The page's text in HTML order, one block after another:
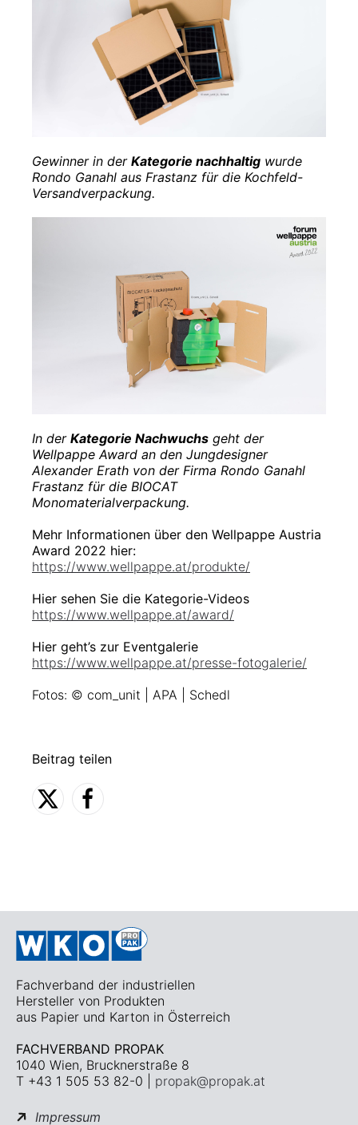
Gewinner in der Kategorie nachhaltig wurde
Rondo Ganahl aus Frastanz für die Kochfeld-
Versandverpackung.
In der Kategorie Nachwuchs geht der
Wellpappe Award an den Jungdesigner
Alexander Erath von der Firma Rondo Ganahl
Frastanz für die BIOCAT
Monomaterialverpackung.
Mehr Informationen über den Wellpappe Austria
Award 2022 hier:
https://www.wellpappe.at/produkte/
Hier sehen Sie die Kategorie-Videos
https://www.wellpappe.at/award/
Hier geht’s zur Eventgalerie
https://www.wellpappe.at/presse-fotogalerie/
Fotos: © com_unit | APA | Schedl
Beitrag teilen
Fachverband der industriellen
Hersteller von Produkten
aus Papier und Karton in Österreich
FACHVERBAND PROPAK
1040 Wien, Brucknerstraße 8
T +43 1 505 53 82-0 | propak@propak.at
Impressum